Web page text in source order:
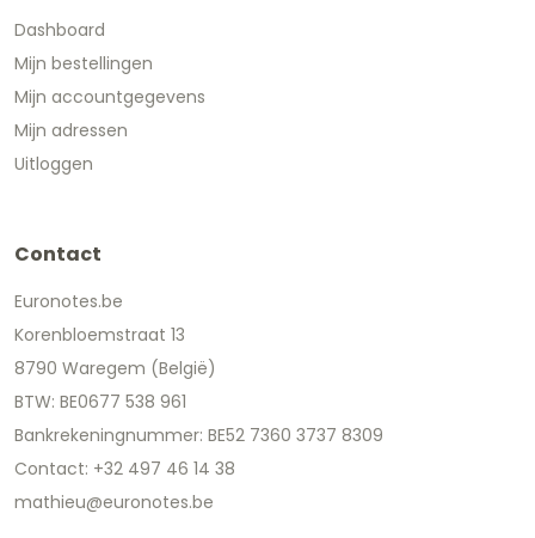
Dashboard
Mijn bestellingen
Mijn accountgegevens
Mijn adressen
Uitloggen
Contact
Euronotes.be
Korenbloemstraat 13
8790 Waregem (België)
BTW: BE0677 538 961
Bankrekeningnummer: BE52 7360 3737 8309
Contact: +32 497 46 14 38
mathieu@euronotes.be